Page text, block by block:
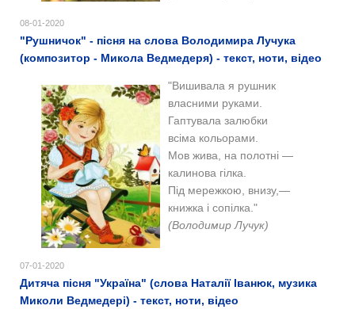
08-01-2020
"Рушничок" - пісня на слова Володимира Лучука
(композитор - Микола Ведмедеря) - текст, ноти, відео
"Вишивала я рушник
власними руками.
Гаптувала залюбки
всіма кольорами.
Мов жива, на полотні —
калинова гілка.
Під мережкою, внизу,—
книжка і сопілка."
(Володимир Лучук)
07-01-2020
Дитяча пісня "Україна" (слова Наталії Іванюк, музика
Миколи Ведмедері) - текст, ноти, відео